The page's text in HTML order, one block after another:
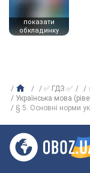
показати
обкладинку
✅ ГДЗ ✅
Українська мова
§ 5. Основні норми